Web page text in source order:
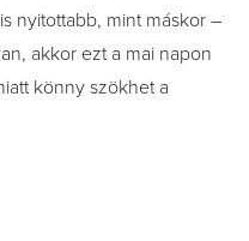
nyitottabb, mint máskor –
akkor ezt a mai napon
könny szökhet a